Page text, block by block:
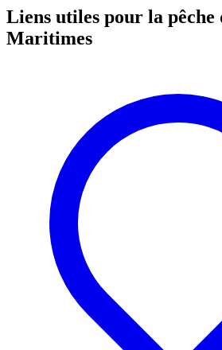
Liens utiles pour la pêche
Maritimes